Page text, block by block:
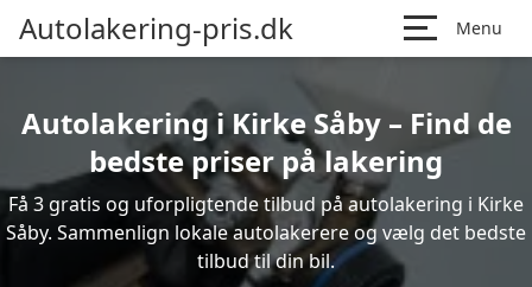
Autolakering-pris.dk Menu
Autolakering i Kirke Såby – Find de
bedste priser på lakering
Få 3 gratis og uforpligtende tilbud på autolakering i Kirke
Såby. Sammenlign lokale autolakerere og vælg det bedste
tilbud til din bil.